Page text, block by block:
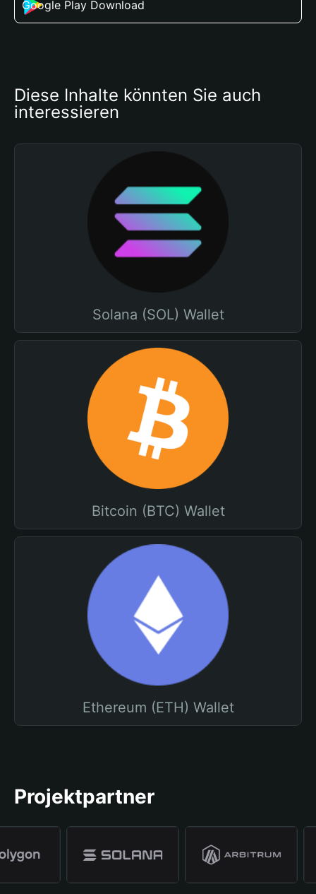
Google Play Download
Diese Inhalte könnten Sie auch
interessieren
Solana (SOL) Wallet
Bitcoin (BTC) Wallet
Ethereum (ETH) Wallet
Projektpartner